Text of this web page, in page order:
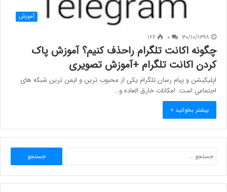
آموزش
۳۰/۱۰/۱۳۹۸ ۱۲۶
چگونه اکانت تلگرام راحذف کنیم؟ آموزش پاک
کردن اکانت تلگرام +آموزش تصویری
اپلیکیشن و پیام رسان تلگرام یکی از محبوب ترین و ایمن ترین شبکه های
اجتماعی است. امکانات خارق العاده و…
بیشتر بخوانید »
برای: